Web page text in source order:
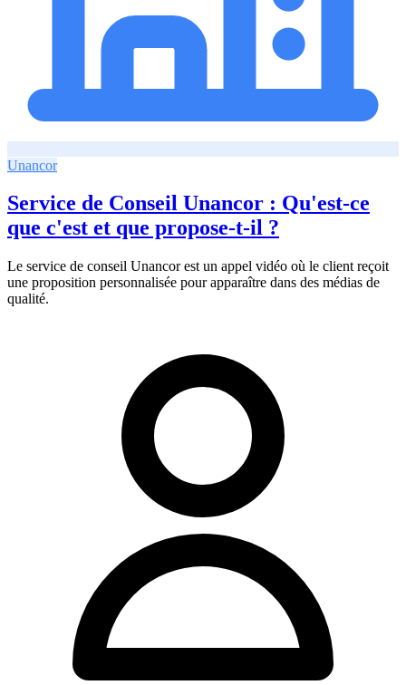
Unancor
Service de Conseil Unancor : Qu'est-ce
que c'est et que propose-t-il ?
Le service de conseil Unancor est un appel vidéo où le client reçoit
une proposition personnalisée pour apparaître dans des médias de
qualité.